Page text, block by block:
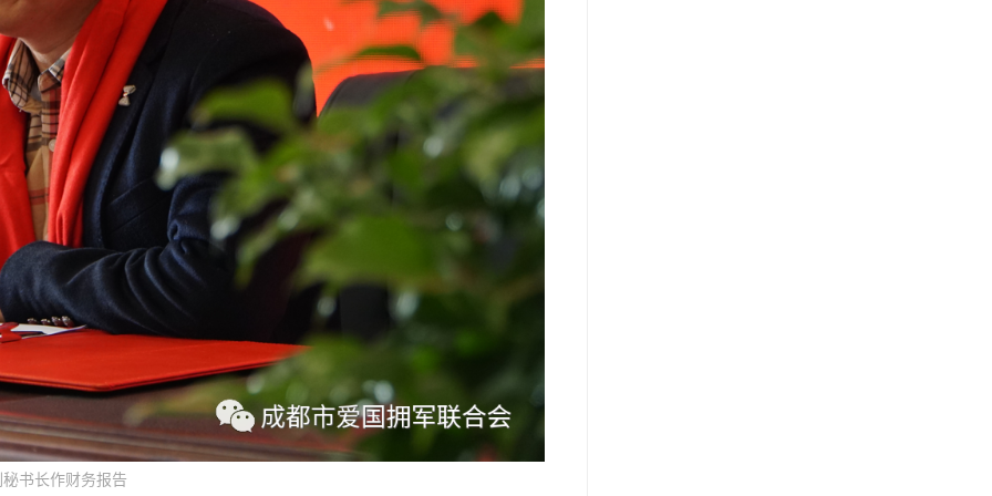
书长作财务报告